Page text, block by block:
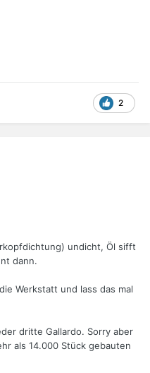
2
undicht, Öl sifft
dann.
Werkstatt und lass das mal
dritte Gallardo. Sorry aber
als 14.000 Stück gebauten